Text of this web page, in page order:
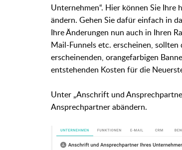
Unternehmen“. Hier können Sie
ändern. Gehen Sie dafür einfach in
Ihre Änderungen nun auch in Ihren
Mail-Funnels etc. erscheinen,
erscheinenden, orangefarbigen
entstehenden Kosten für die
Unter „Anschrift und
Ansprechpartner abändern.